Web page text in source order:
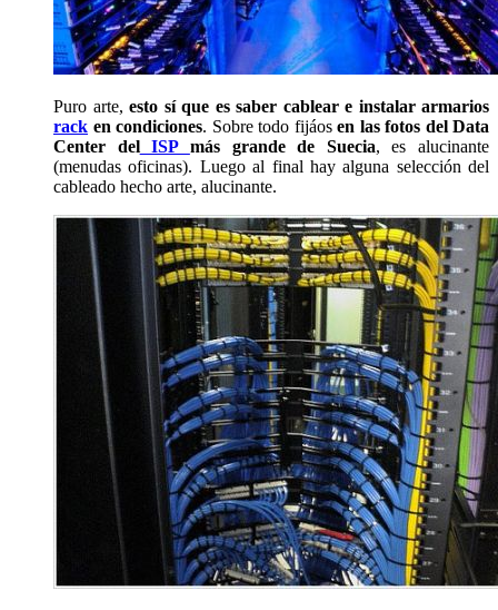
Puro arte, esto sí que es saber cablear e instalar armarios
rack en condiciones. Sobre todo fijáos en las fotos del Data
Center delISP más grande de Suecia, es alucinante
(menudas oficinas). Luego al final hay alguna selección del
cableado hecho arte, alucinante.